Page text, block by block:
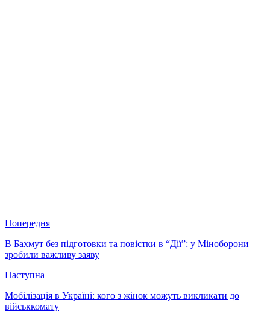
Попередня
В Бахмут без підготовки та повістки в “Дії”: у Міноборони
зробили важливу заяву
Наступна
Мобілізація в Україні: кого з жінок можуть викликати до
військкомату